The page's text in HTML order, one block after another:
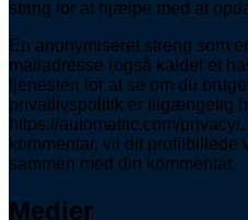
string for at hjælpe med at
En anonymiseret streng som
mailadresse (også kaldet et
tjenesten for at se om du
privatlivspolitik er tilgængelig
https://automattic.com/
kommentar, vil dit
sammen med din kommentar.
Medier